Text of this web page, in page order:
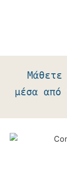
μέσα από